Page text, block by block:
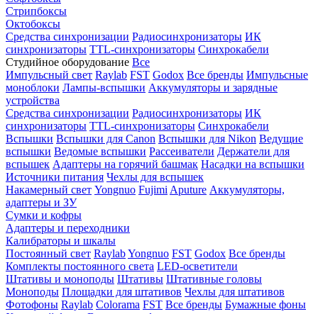
Стрипбоксы
Октобоксы
Средства синхронизации Радиосинхронизаторы ИК
синхронизаторы TTL-синхронизаторы Синхрокабели
Студийное оборудование Все
Импульсный свет Raylab FST Godox Все бренды Импульсные
моноблоки Лампы-вспышки Аккумуляторы и зарядные
устройства
Средства синхронизации Радиосинхронизаторы ИК
синхронизаторы TTL-синхронизаторы Синхрокабели
Вспышки Вспышки для Canon Вспышки для Nikon Ведущие
вспышки Ведомые вспышки Рассеиватели Держатели для
вспышек Адаптеры на горячий башмак Насадки на вспышки
Источники питания Чехлы для вспышек
Накамерный свет Yongnuo Fujimi Aputure Аккумуляторы,
адаптеры и ЗУ
Сумки и кофры
Адаптеры и переходники
Калибраторы и шкалы
Постоянный свет RaylabYongnuo FST Godox Все бренды
Комплекты постоянного света LED-осветители
Штативы и моноподы Штативы Штативные головы
Моноподы Площадки для штативов Чехлы для штативов
Фотофоны Raylab Colorama FST Все бренды Бумажные фоны